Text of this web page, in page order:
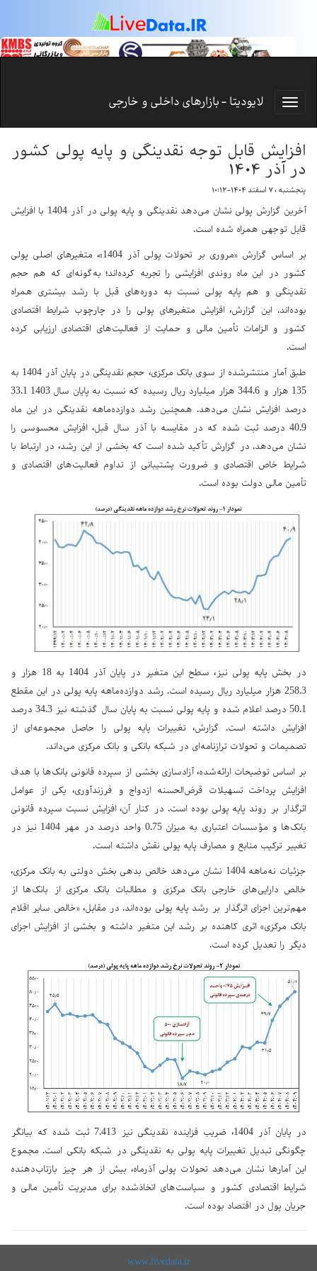
لایودیتا - بازارهای داخلی و خارجی
افزایش قابل توجه نقدینگی و پایه پولی کشور
در آذر ۱۴۰۴
پنجشنبه ، ۷ اسفند ۱۴۰۴-۱۰:۱۲
آخرین گزارش پولی نشان می‌دهد نقدینگی و پایه پولی در آذر 1404 با افزایش
قابل توجهی همراه شده است.
بر اساس گزارش «مروری بر تحولات پولی آذر 1404»، متغیرهای اصلی پولی
کشور در این ماه روندی افزایشی را تجربه کرده‌اند؛ به‌گونه‌ای که هم حجم
نقدینگی و هم پایه پولی نسبت به دوره‌های قبل با رشد بیشتری همراه
بوده‌اند. این گزارش، افزایش متغیرهای پولی را در چارچوب شرایط اقتصادی
کشور و الزامات تأمین مالی و حمایت از فعالیت‌های اقتصادی ارزیابی کرده
است.
طبق آمار منتشرشده از سوی بانک مرکزی، حجم نقدینگی در پایان آذر 1404 به
135 هزار و 344.6 هزار میلیارد ریال رسیده که نسبت به پایان سال 1403 33.1
درصد افزایش نشان می‌دهد. همچنین رشد دوازده‌ماهه نقدینگی در این ماه
40.9 درصد ثبت شده که در مقایسه با آذر سال قبل، افزایش محسوسی را
نشان می‌دهد. در گزارش تأکید شده است که بخشی از این رشد، در ارتباط با
شرایط خاص اقتصادی و ضرورت پشتیبانی از تداوم فعالیت‌های اقتصادی و
تأمین مالی دولت بوده است.
در بخش پایه پولی نیز، سطح این متغیر در پایان آذر 1404 به 18 هزار و
258.3 هزار میلیارد ریال رسیده است. رشد دوازده‌ماهه پایه پولی در این مقطع
50.1 درصد اعلام شده و پایه پولی نسبت به پایان سال گذشته نیز 34.3 درصد
افزایش داشته است. گزارش، تغییرات پایه پولی را حاصل مجموعه‌ای از
تصمیمات و تحولات ترازنامه‌ای در شبکه بانکی و بانک مرکزی می‌داند.
بر اساس توضیحات ارائه‌شده، آزادسازی بخشی از سپرده قانونی بانک‌ها با هدف
افزایش پرداخت تسهیلات قرض‌الحسنه ازدواج و فرزندآوری، یکی از عوامل
اثرگذار بر روند پایه پولی بوده است. در کنار آن، افزایش نسبت سپرده قانونی
بانک‌ها و مؤسسات اعتباری به میزان 0.75 واحد درصد در مهر 1404 نیز در
تغییر ترکیب منابع و مصارف پایه پولی نقش داشته است.
جزئیات نه‌ماهه 1404 نشان می‌دهد خالص بدهی بخش دولتی به بانک مرکزی،
خالص دارایی‌های خارجی بانک مرکزی و مطالبات بانک مرکزی از بانک‌ها از
مهم‌ترین اجزای اثرگذار بر رشد پایه پولی بوده‌اند. در مقابل، «خالص سایر اقلام
بانک مرکزی» اثری کاهنده بر رشد این متغیر داشته و بخشی از افزایش اجزای
دیگر را تعدیل کرده است.
در پایان آذر 1404، ضریب فزاینده نقدینگی نیز 7.413 ثبت شده که بیانگر
چگونگی تبدیل تغییرات پایه پولی به نقدینگی در شبکه بانکی است. مجموع
این آمارها نشان می‌دهد تحولات پولی آذرماه، بیش از هر چیز بازتاب‌دهنده
شرایط اقتصادی کشور و سیاست‌های اتخاذشده برای مدیریت تأمین مالی و
جریان پول در اقتصاد بوده است.
www.livedata.ir